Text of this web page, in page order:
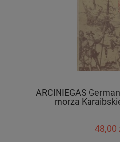
ARCINIEGAS
morza
48,00